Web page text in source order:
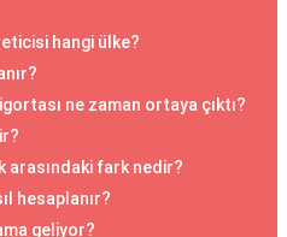
hangi ülke?
ne zaman ortaya çıktı?
arasındaki fark nedir?
hesaplanır?
geliyor?